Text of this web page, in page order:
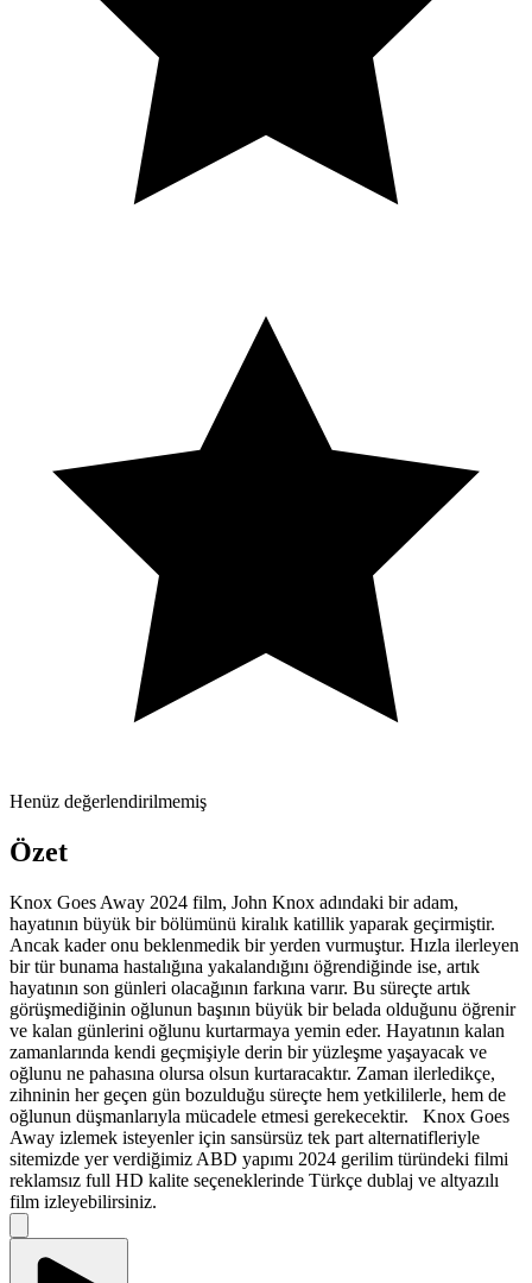
Henüz değerlendirilmemiş
Özet
Knox Goes Away 2024 film, John Knox adındaki bir adam,
hayatının büyük bir bölümünü kiralık katillik yaparak geçirmiştir.
Ancak kader onu beklenmedik bir yerden vurmuştur. Hızla ilerleyen
bir tür bunama hastalığına yakalandığını öğrendiğinde ise, artık
hayatının son günleri olacağının farkına varır. Bu süreçte artık
görüşmediğinin oğlunun başının büyük bir belada olduğunu öğrenir
ve kalan günlerini oğlunu kurtarmaya yemin eder. Hayatının kalan
zamanlarında kendi geçmişiyle derin bir yüzleşme yaşayacak ve
oğlunu ne pahasına olursa olsun kurtaracaktır. Zaman ilerledikçe,
zihninin her geçen gün bozulduğu süreçte hem yetkililerle, hem de
oğlunun düşmanlarıyla mücadele etmesi gerekecektir. Knox Goes
Away izlemek isteyenler için sansürsüz tek part alternatifleriyle
sitemizde yer verdiğimiz ABD yapımı 2024 gerilim türündeki filmi
reklamsız full HD kalite seçeneklerinde Türkçe dublaj ve altyazılı
film izleyebilirsiniz.